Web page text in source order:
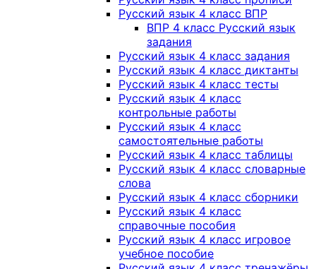
Русский язык 4 класс ВПР
ВПР 4 класс Русский язык
задания
Русский язык 4 класс задания
Русский язык 4 класс диктанты
Русский язык 4 класс тесты
Русский язык 4 класс
контрольные работы
Русский язык 4 класс
самостоятельные работы
Русский язык 4 класс таблицы
Русский язык 4 класс словарные
слова
Русский язык 4 класс сборники
Русский язык 4 класс
справочные пособия
Русский язык 4 класс игровое
учебное пособие